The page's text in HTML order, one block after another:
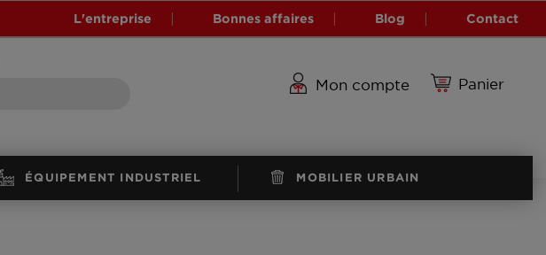
L'entreprise Bonnes affaires Blog Contact
Panier
Mon compte
ÉQUIPEMENT INDUSTRIEL MOBILIER URBAIN